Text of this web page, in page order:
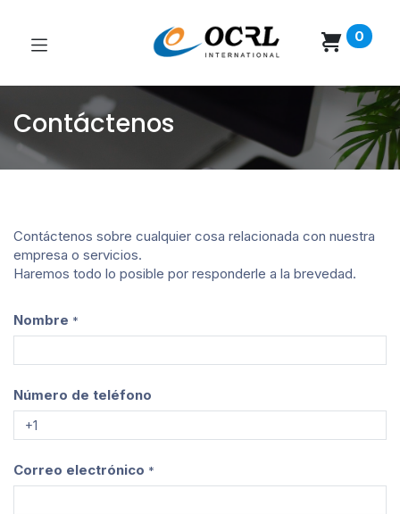
0
Contáctenos
Contáctenos sobre cualquier cosa relacionada con nuestra
empresa o servicios.
Haremos todo lo posible por responderle a la brevedad.
Nombre *
Número de teléfono
Correo electrónico *